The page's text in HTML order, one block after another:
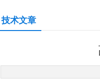
技术文章